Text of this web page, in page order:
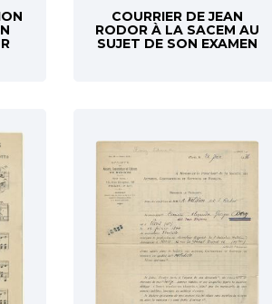
COURRIER DE JEAN
RODOR À LA SACEM AU
SUJET DE SON EXAMEN